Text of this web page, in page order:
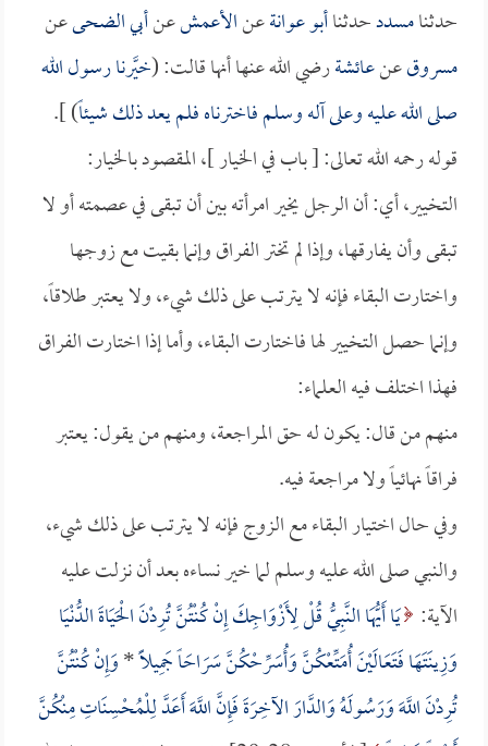
حدثنامسددحدثناأبو عوانةعنالأعمشعنأبي الضحىعن
مسروقعنعائشةرضي الله عنها أنها قالت: (خيَّرنا رسول الله
صلى الله عليه وعلى آله وسلم فاخترناه فلم يعد ذلك شيئاً) ].
قوله رحمه الله تعالى: [ باب في الخيار ]، المقصود بالخيار:
التخيير، أي: أن الرجل يخير امرأته بين أن تبقى في عصمته أو لا
تبقى وأن يفارقها، وإذا لم تختر الفراق وإنما بقيت مع زوجها
واختارت البقاء فإنه لا يترتب على ذلك شيء، ولا يعتبر طلاقاً،
وإنما حصل التخيير لها فاختارت البقاء، وأما إذا اختارت الفراق
فهذا اختلف فيه العلماء:
منهم من قال: يكون له حق المراجعة، ومنهم من يقول: يعتبر
فراقاً نهائياً ولا مراجعة فيه.
وفي حال اختيار البقاء مع الزوج فإنه لا يترتب على ذلك شيء،
والنبي صلى الله عليه وسلم لما خير نساءه بعد أن نزلت عليه
الآية: يَا أَيُّهَا النَّبِيُّ قُلْ لِأَزْوَاجِكَ إِنْ كُنْتُنَّ تُرِدْنَ الْحَيَاةَ الدُّنْيَا
وَزِينَتَهَا فَتَعَالَيْنَ أُمَتِّعْكُنَّ وَأُسَرِّحْكُنَّ سَرَاحَاً جَمِيلَاً*وَإِنْ كُنْتُنَّ
تُرِدْنَ اللَّهَ وَرَسُولَهُ وَالدَّارَ الآخِرَةَ فَإِنَّ اللَّهَ أَعَدَّ لِلْمُحْسِنَاتِ مِنْكُنَّ